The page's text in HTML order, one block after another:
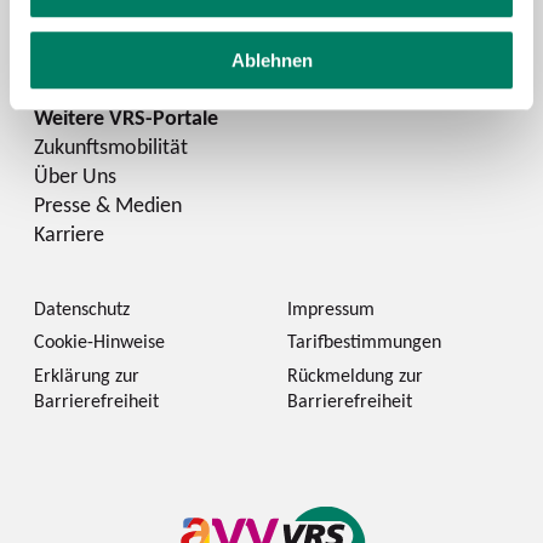
Ablehnen
LinkedIn
Zukunftsmobilität
Über Uns
Presse & Medien
Karriere
Datenschutz
Impressum
Cookie-Hinweise
Tarifbestimmungen
Erklärung zur
Barrierefreiheit
Rückmeldung zur
Barrierefreiheit